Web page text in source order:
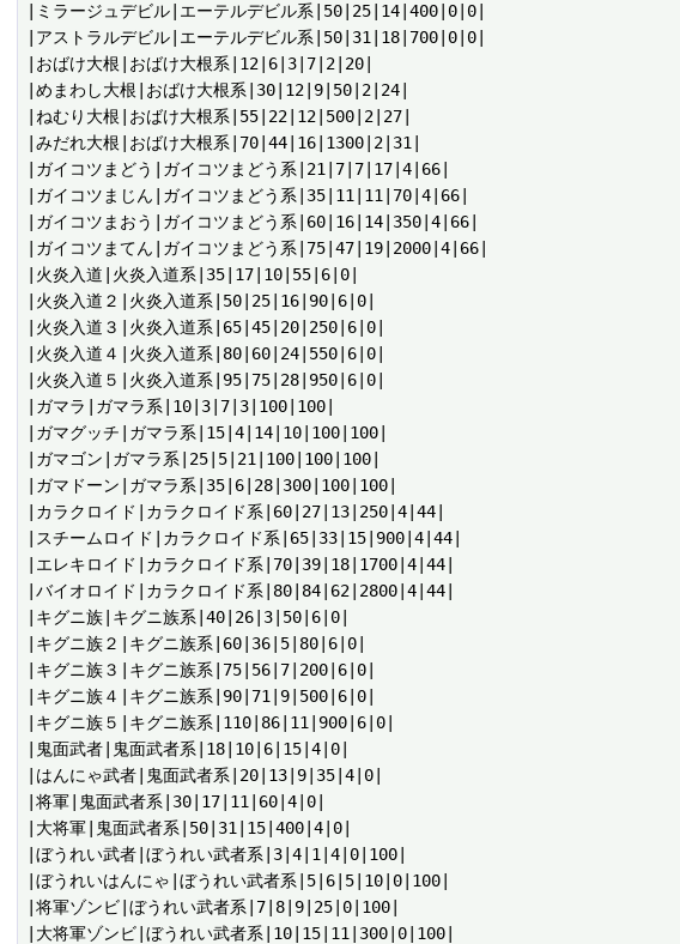
|ミラージュデビル|エーテルデビル系|50|25|14|400|0|0|
|アストラルデビル|エーテルデビル系|50|31|18|700|0|0|
|おばけ大根|おばけ大根系|12|6|3|7|2|20|
|めまわし大根|おばけ大根系|30|12|9|50|2|24|
|ねむり大根|おばけ大根系|55|22|12|500|2|27|
|みだれ大根|おばけ大根系|70|44|16|1300|2|31|
|ガイコツまどう|ガイコツまどう系|21|7|7|17|4|66|
|ガイコツまじん|ガイコツまどう系|35|11|11|70|4|66|
|ガイコツまおう|ガイコツまどう系|60|16|14|350|4|66|
|ガイコツまてん|ガイコツまどう系|75|47|19|2000|4|66|
|火炎入道|火炎入道系|35|17|10|55|6|0|
|火炎入道２|火炎入道系|50|25|16|90|6|0|
|火炎入道３|火炎入道系|65|45|20|250|6|0|
|火炎入道４|火炎入道系|80|60|24|550|6|0|
|火炎入道５|火炎入道系|95|75|28|950|6|0|
|ガマラ|ガマラ系|10|3|7|3|100|100|
|ガマグッチ|ガマラ系|15|4|14|10|100|100|
|ガマゴン|ガマラ系|25|5|21|100|100|100|
|ガマドーン|ガマラ系|35|6|28|300|100|100|
|カラクロイド|カラクロイド系|60|27|13|250|4|44|
|スチームロイド|カラクロイド系|65|33|15|900|4|44|
|エレキロイド|カラクロイド系|70|39|18|1700|4|44|
|バイオロイド|カラクロイド系|80|84|62|2800|4|44|
|キグニ族|キグニ族系|40|26|3|50|6|0|
|キグニ族２|キグニ族系|60|36|5|80|6|0|
|キグニ族３|キグニ族系|75|56|7|200|6|0|
|キグニ族４|キグニ族系|90|71|9|500|6|0|
|キグニ族５|キグニ族系|110|86|11|900|6|0|
|鬼面武者|鬼面武者系|18|10|6|15|4|0|
|はんにゃ武者|鬼面武者系|20|13|9|35|4|0|
|将軍|鬼面武者系|30|17|11|60|4|0|
|大将軍|鬼面武者系|50|31|15|400|4|0|
|ぼうれい武者|ぼうれい武者系|3|4|1|4|0|100|
|ぼうれいはんにゃ|ぼうれい武者系|5|6|5|10|0|100|
|将軍ゾンビ|ぼうれい武者系|7|8|9|25|0|100|
|大将軍ゾンビ|ぼうれい武者系|10|15|11|300|0|100|